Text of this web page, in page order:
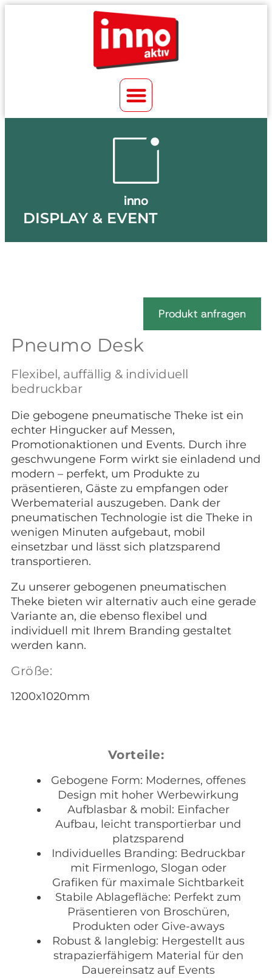
inno
DISPLAY & EVENT
Produkt anfragen
Pneumo Desk
Flexibel, auffällig & individuell
bedruckbar
Die gebogene pneumatische Theke ist ein
echter Hingucker auf Messen,
Promotionaktionen und Events. Durch ihre
geschwungene Form wirkt sie einladend und
modern – perfekt, um Produkte zu
präsentieren, Gäste zu empfangen oder
Werbematerial auszugeben. Dank der
pneumatischen Technologie ist die Theke in
wenigen Minuten aufgebaut, mobil
einsetzbar und lässt sich platzsparend
transportieren.
Zu unserer gebogenen pneumatischen
Theke bieten wir alternativ auch eine gerade
Variante an, die ebenso flexibel und
individuell mit Ihrem Branding gestaltet
werden kann.
Größe:
1200x1020mm
Vorteile:
Gebogene Form: Modernes, offenes
Design mit hoher Werbewirkung
Aufblasbar & mobil: Einfacher
Aufbau, leicht transportierbar und
platzsparend
Individuelles Branding: Bedruckbar
mit Firmenlogo, Slogan oder
Grafiken für maximale Sichtbarkeit
Stabile Ablagefläche: Perfekt zum
Präsentieren von Broschüren,
Produkten oder Give-aways
Robust & langlebig: Hergestellt aus
strapazierfähigem Material für den
Dauereinsatz auf Events